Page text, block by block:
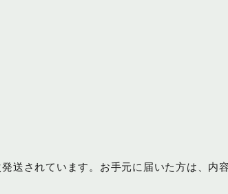
送されています。お手元に届いた方は、内